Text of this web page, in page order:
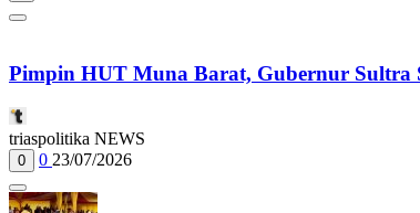
Pimpin HUT Muna Barat, Gubernur Sultra
triaspolitika NEWS
0 0 23/07/2026